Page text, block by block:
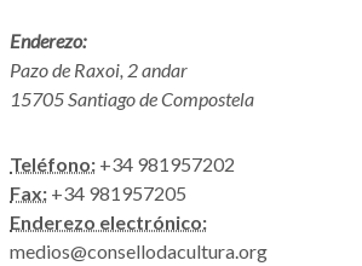
Enderezo:
Pazo de Raxoi, 2 andar
15705 Santiago de Compostela
Teléfono: +34 981957202
Fax: +34 981957205
Enderezo electrónico:
medios@consellodacultura.org